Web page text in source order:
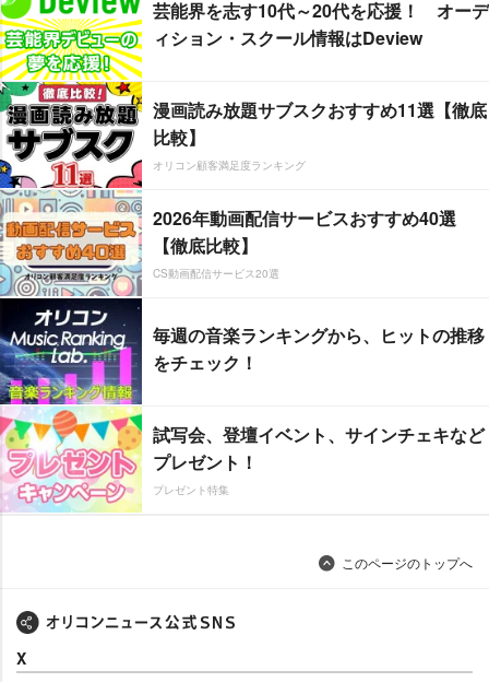
芸能界を志す10代～20代を応援！ オーデ
ィション・スクール情報はDeview
漫画読み放題サブスクおすすめ11選【徹底
比較】
オリコン顧客満足度ランキング
2026年動画配信サービスおすすめ40選
【徹底比較】
CS動画配信サービス20選
毎週の音楽ランキングから、ヒットの推移
をチェック！
試写会、登壇イベント、サインチェキなど
プレゼント！
プレゼント特集
このページのトップへ
X